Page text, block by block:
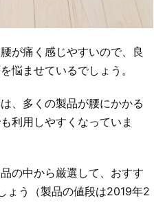
が痛く感じやすいので、良
悩ませているでしょう。
、多くの製品が腰にかかる
利用しやすくなっていま
の中から厳選して、おすす
ょう（製品の値段は2019年2